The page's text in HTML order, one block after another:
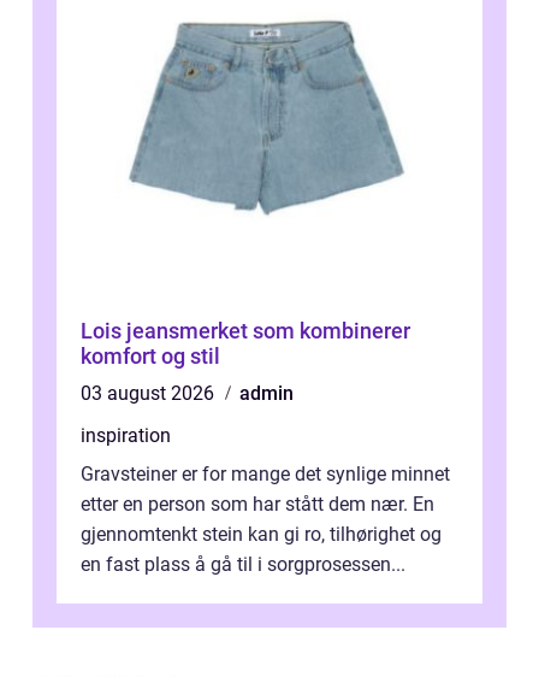
Lois jeansmerket som kombinerer
komfort og stil
03 august 2026
admin
inspiration
Gravsteiner er for mange det synlige minnet
etter en person som har stått dem nær. En
gjennomtenkt stein kan gi ro, tilhørighet og
en fast plass å gå til i sorgprosessen...